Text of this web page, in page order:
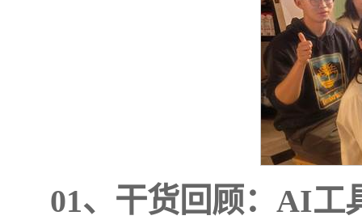
01、 干货回顾：AI工